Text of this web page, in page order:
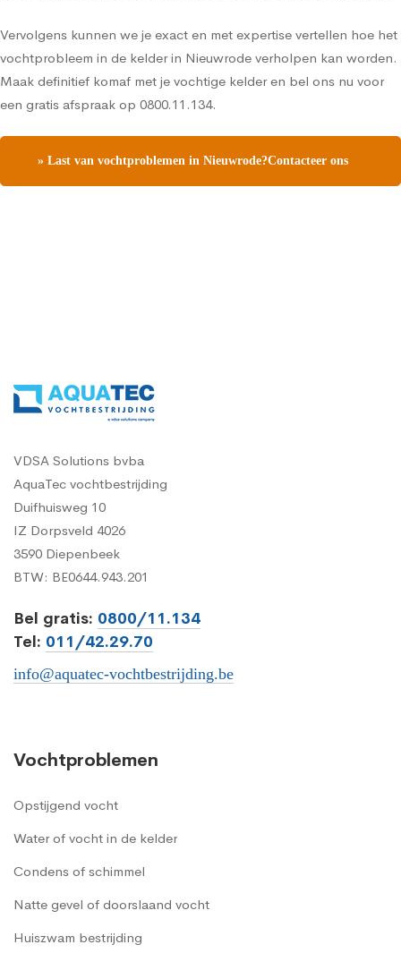
Vervolgens kunnen we je exact en met expertise vertellen hoe het
vochtprobleem in de kelder in Nieuwrode verholpen kan worden.
Maak definitief komaf met je vochtige kelder en bel ons nu voor
een gratis afspraak op 0800.11.134.
» Last van vochtproblemen in Nieuwrode?Contacteer ons
VDSA Solutions bvba
AquaTec vochtbestrijding
Duifhuisweg 10
IZ Dorpsveld 4026
3590 Diepenbeek
BTW: BE0644.943.201
Bel gratis: 0800/11.134
Tel: 011/42.29.70
info@aquatec-vochtbestrijding.be
Vochtproblemen
Opstijgend vocht
Water of vocht in de kelder
Condens of schimmel
Natte gevel of doorslaand vocht
Huiszwam bestrijding